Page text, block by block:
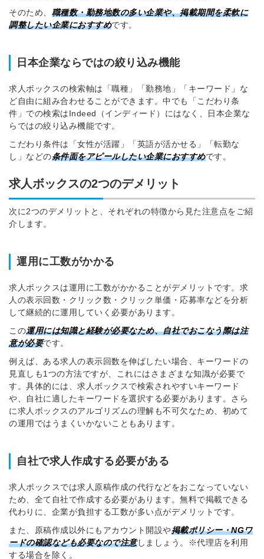
そのため、 職種数・勤務地数の多い企業や、掲載期間を柔軟に
調整したい企業におすすめです。
日本企業ならではの絞り込み機能
求人ボックスの検索軸は「職種」「勤務地」「キーワード」な
ど自由に組み合わせることができます。中でも「こだわり条
件」での検索はIndeed（インディード）にはなく、日本企業な
らではの絞り込み機能です。
こだわり条件は「女性が活躍」「英語が活かせる」「転勤な
し」などの条件面をアピールしたい企業におすすめです。
求人ボックスの2つのデメリット
次に2つのデメリットと、それぞれの特徴から見た注意点をご紹
介します。
運用に工数がかかる
求人ボックスは運用に工数がかかることがデメリットです。求
人の表示回数・クリック数・クリック単価・応募率などを分析
して継続的に運用していく必要があります。
この運用には知識と経験が必要なため、自社でおこなう際は注
意が必要です。
例えば、ある求人の表示回数を伸ばしたい場合、キーワードの
見直しも1つの方法ですが、これにはさまざまな知識が必要で
す。具体的には、求人ボックスで検索されやすいキーワード
や、自社に適したキーワードを選択する必要があります。さら
に求人ボックスのアルゴリズムの理解も不可欠なため、初めて
の運用ではうまくいかないこともあります。
自社で求人作成する必要がある
求人ボックスでは求人原稿作成の代行などをおこなっていない
ため、全て自社で作成する必要があります。無料で掲載できる
代わりに、企業が負担する工数が多い点がデメリットです。
また、原稿作成以外にもアカウント開設や掲載ポリシー・NGワ
ードの確認なども必要なので注意しましょう。※代理店を利用
する場合を除く。
をご利用する
要です。
簡単10秒！無料会員登録
採用課題の解決、新しい採用の
取り組みなどを取材したインタ
採用にまつわる独自の調査レポ
採用に役立つ記事・資料が届く